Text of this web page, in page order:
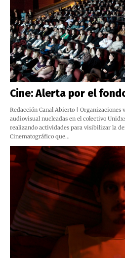
Cine: Alerta por el
Redacción Canal Abierto | Organizaciones
audiovisual nucleadas en el colectivo
realizando actividades para visibilizar la
Cinematográfico que…